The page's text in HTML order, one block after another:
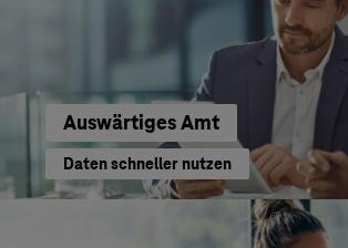
Auswärtiges Amt
Daten schneller nutzen